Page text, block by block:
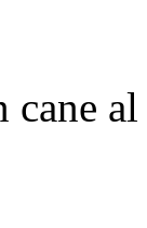
cane